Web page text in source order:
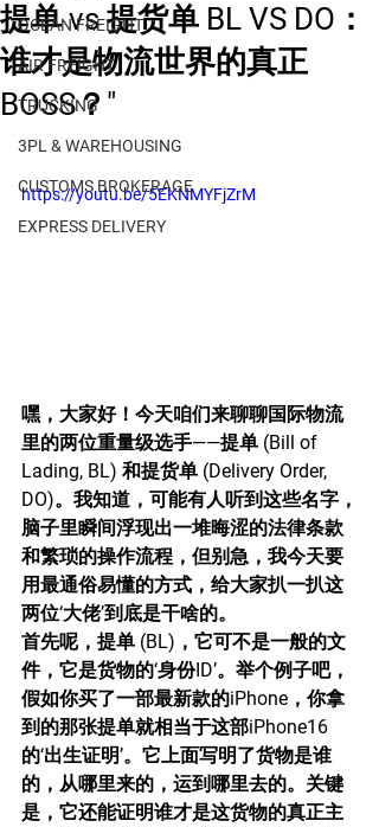
OCEAN FREIGHT
AIR FREIGHT
TRUCKING
3PL & WAREHOUSING
CUSTOMS BROKERAGE
EXPRESS DELIVERY
提单 vs 提货单 BL VS DO：
谁才是物流世界的真正
BOSS？"
https://youtu.be/5EKNMYFjZrM
嘿，大家好！今天咱们来聊聊国际物流
里的两位重量级选手——提单 (Bill of
Lading, BL) 和提货单 (Delivery Order,
DO)。我知道，可能有人听到这些名字，
脑子里瞬间浮现出一堆晦涩的法律条款
和繁琐的操作流程，但别急，我今天要
用最通俗易懂的方式，给大家扒一扒这
两位‘大佬’到底是干啥的。
首先呢，提单 (BL)，它可不是一般的文
件，它是货物的‘身份ID’。举个例子吧，
假如你买了一部最新款的iPhone，你拿
到的那张提单就相当于这部iPhone16
的‘出生证明’。它上面写明了货物是谁
的，从哪里来的，运到哪里去的。关键
是，它还能证明谁才是这货物的真正主